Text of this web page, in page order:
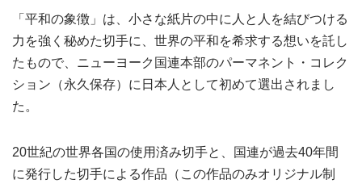
「平和の象徴」は、小さな紙片の中に人と人を結びつける
力を強く秘めた切手に、世界の平和を希求する想いを託し
たもので、ニューヨーク国連本部のパーマネント・コレク
ション（永久保存）に日本人として初めて選出されまし
た。
20世紀の世界各国の使用済み切手と、国連が過去40年間
に発行した切手による作品（この作品のみオリジナル制